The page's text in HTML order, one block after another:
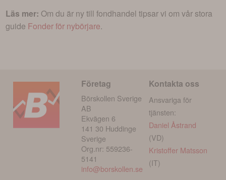
Läs mer: Om du är ny till fondhandel tipsar vi om vår stora
guide Fonder för nybörjare.
Företag
Börskollen Sverige
AB
Ekvägen 6
141 30 Huddinge
Sverige
Org.nr: 559236-
5141
info@borskollen.se
Kontakta oss
Ansvariga för
tjänsten:
Daniel Åstrand
(VD)
Kristoffer Matsson
(IT)